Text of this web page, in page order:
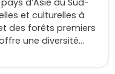
et culturelles à
des forêts premiers
une diversité